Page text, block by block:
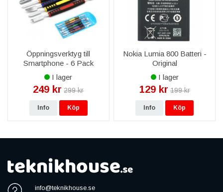
Öppningsverktyg till
Smartphone - 6 Pack
I lager
249 kr 299 kr
Info Köp
Nokia Lumia 800 Batteri -
Original
I lager
129 kr 199 kr
Info Köp
info@teknikhouse.se